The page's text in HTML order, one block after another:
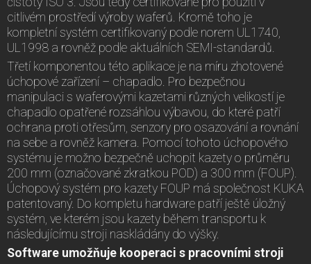
citlivém prostředí výroby waferů. Kromě toho je
kompletní systém certifikovaný podle norem UL1740,
UL1998 a rovněž podle aktuálních SEMI-standardů.
Třetí komponentou této aplikace je na míru zhotovené
úchopové zařízení – chapadlo. Pro bezpečnou
manipulaci s waferovými kazetami různých velikostí je
chapadlo opatřené rozsáhlou výbavou, do které patří
ochrana proti otřesům, senzory pro osazování a rovnání
na sebe a rovněž kamera. Pomocí tohoto úchopového
systému je možno bezpečně uchopit kazety o průměru
200 mm (označované zkratkou POD) a 300 mm (FOUP).
Úchopový systém pro kazety FOUP má společnost KUKA
patentovaný. Do kompletu hardware patří ještě úložný
systém, ve kterém jsou kazety během transportu k
následujícímu stroji naskládány do výšky.
Software umožňuje kooperaci s pracovními stroji